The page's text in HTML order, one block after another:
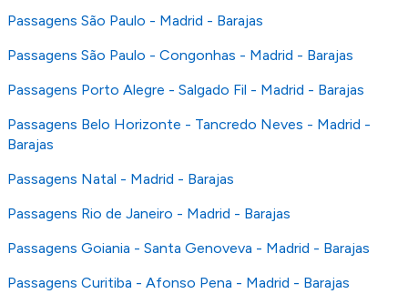
Passagens São Paulo - Madrid - Barajas
Passagens São Paulo - Congonhas - Madrid - Barajas
Passagens Porto Alegre - Salgado Fil - Madrid - Barajas
Passagens Belo Horizonte - Tancredo Neves - Madrid -
Barajas
Passagens Natal - Madrid - Barajas
Passagens Rio de Janeiro - Madrid - Barajas
Passagens Goiania - Santa Genoveva - Madrid - Barajas
Passagens Curitiba - Afonso Pena - Madrid - Barajas